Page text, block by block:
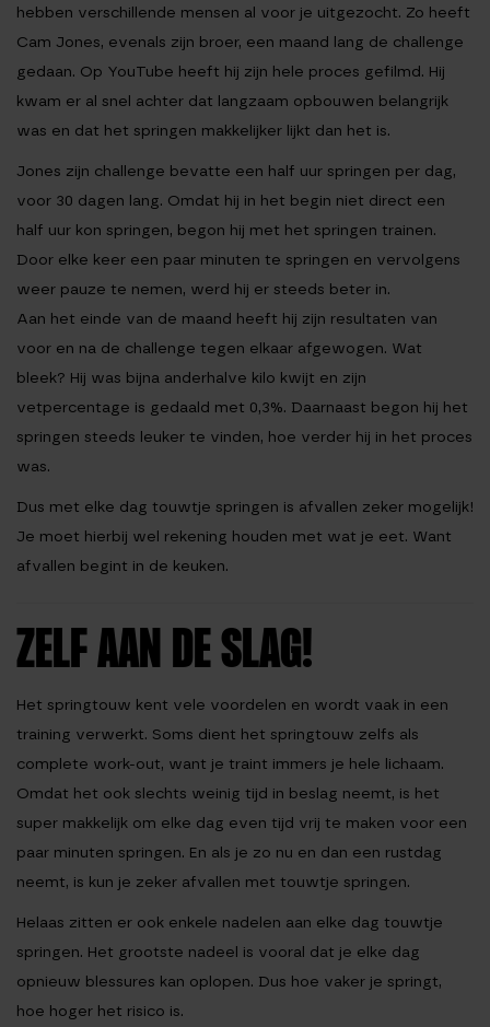
hebben verschillende mensen al voor je uitgezocht. Zo heeft
Cam Jones, evenals zijn broer, een maand lang de challenge
gedaan. Op YouTube heeft hij zijn hele proces gefilmd. Hij
kwam er al snel achter dat langzaam opbouwen belangrijk
was en dat het springen makkelijker lijkt dan het is.
Jones zijn challenge bevatte een half uur springen per dag,
voor 30 dagen lang. Omdat hij in het begin niet direct een
half uur kon springen, begon hij met het springen trainen.
Door elke keer een paar minuten te springen en vervolgens
weer pauze te nemen, werd hij er steeds beter in.
Aan het einde van de maand heeft hij zijn resultaten van
voor en na de challenge tegen elkaar afgewogen. Wat
bleek? Hij was bijna anderhalve kilo kwijt en zijn
vetpercentage is gedaald met 0,3%. Daarnaast begon hij het
springen steeds leuker te vinden, hoe verder hij in het proces
was.
Dus met elke dag touwtje springen is afvallen zeker mogelijk!
Je moet hierbij wel rekening houden met wat je eet. Want
afvallen begint in de keuken.
ZELF AAN DE SLAG!
Het springtouw kent vele voordelen en wordt vaak in een
training verwerkt. Soms dient het springtouw zelfs als
complete work-out, want je traint immers je hele lichaam.
Omdat het ook slechts weinig tijd in beslag neemt, is het
super makkelijk om elke dag even tijd vrij te maken voor een
paar minuten springen. En als je zo nu en dan een rustdag
neemt, is kun je zeker afvallen met touwtje springen.
Helaas zitten er ook enkele nadelen aan elke dag touwtje
springen. Het grootste nadeel is vooral dat je elke dag
opnieuw blessures kan oplopen. Dus hoe vaker je springt,
hoe hoger het risico is.